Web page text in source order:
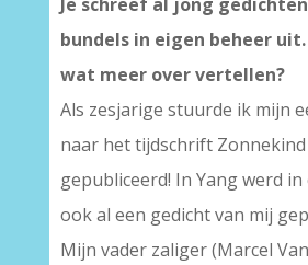
bundels in eigen beheer
wat meer over vertellen?
Als zesjarige stuurde ik mijn
naar het tijdschrift
gepubliceerd! In Yang werd in
ook al een gedicht van mij
Mijn vader zaliger (Marcel Van